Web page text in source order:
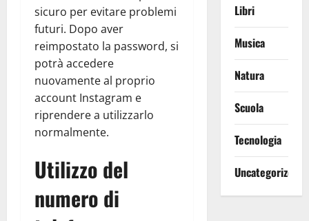
sicuro per evitare problemi
futuri. Dopo aver
reimpostato la password, si
potrà accedere
nuovamente al proprio
account Instagram e
riprendere a utilizzarlo
normalmente.
Utilizzo del
numero di
Libri
Musica
Natura
Scuola
Tecnologia
Uncategorized